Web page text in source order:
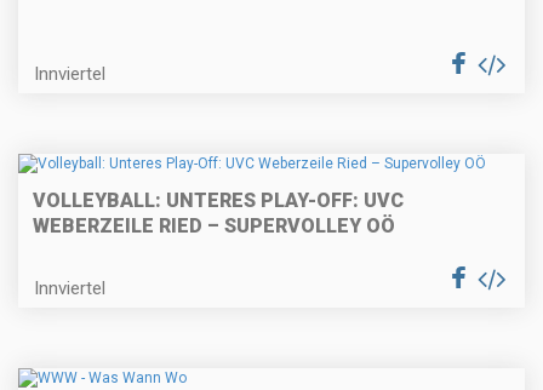
Innviertel
VOLLEYBALL: UNTERES PLAY-OFF: UVC
WEBERZEILE RIED – SUPERVOLLEY OÖ
Innviertel